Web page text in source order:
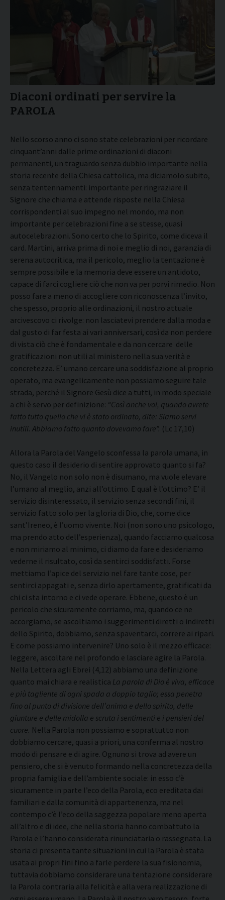
Diaconi ordinati per servire la
PAROLA
Nello scorso anno ci sono state celebrazioni per ricordare
cinquant’anni dalle prime ordinazioni di diaconi
permanenti, un traguardo senza dubbio importante nella
storia recente della Chiesa cattolica, ma diciamolo subito,
senza tentennamenti: importante per ringraziare il
Signore che chiama e attende risposte nella Chiesa
corrispondenti al suo impegno nel mondo, ma non
importante per celebrazioni fine a se stesse, quasi
autocelebrazioni. Sono certo che lo Spirito, come diceva il
card. Martini, arriva prima di noi e meglio di noi, garanzia di
serena autocritica, ma il pericolo, meglio la tentazione è
sempre possibile e la memoria deve essere un antidoto,
capace di farci cogliere ciò che non va per porvi rimedio. Non
posso fare a meno di accogliere con riconoscenza l’invito,
che spesso, proprio alle ordinazioni, il nostro attuale
arcivescovo ci rivolge: non lasciatevi prendere dalla moda e
dal gusto di far festa ai vari anniversari, così da non perdere
di vista ciò che è fondamentale e da non cercare delle
gratificazioni non utili al ministero nella sua verità e
concretezza. E’ umano cercare una soddisfazione al proprio
operato, ma evangelicamente non possiamo seguire tale
strada, perché il Signore Gesù dice a tutti, in modo speciale
a chi è servo per definizione: “Così anche voi, quando avrete
fatto tutto quello che vi è stato ordinato, dite: Siamo servi
inutili. Abbiamo fatto quanto dovevamo fare”. (Lc 17,10)
Allora la Parola del Vangelo sconfessa la parola umana, in
questo caso il desiderio di sentire approvato quanto si fa?
No, il Vangelo non solo non è disumano, ma vuole elevare
l’umano al meglio, anzi all’ottimo. E qual è l’ottimo? E’ il
servizio disinteressato, il servizio senza secondi fini, il
servizio fatto solo per la gloria di Dio, che, come dice
sant’Ireneo, è l’uomo vivente. Noi (non sono uno psicologo,
ma prendo atto dell’esperienza), quando facciamo qualcosa
e non miriamo al minimo, ci diamo da fare e desideriamo
vederne il risultato, così da sentirci soddisfatti. Forse
mettiamo l’apice del servizio nel fare tante cose, per
sentirci appagati e, senza dirlo apertamente, gratificati da
chi ci sta intorno e ci vede operare. Ebbene, questo è un
pericolo che sicuramente corriamo, ma, quando ce ne
accorgiamo, se ascoltiamo i suggerimenti diretti o indiretti
dello Spirito, dobbiamo, senza spaventarci, correre ai ripari.
E come possiamo intervenire? Uno solo è il mezzo efficace:
leggere, ascoltare nel profondo e lasciare agire la Parola.
Nella Lettera agli Ebrei (4,12) abbiamo una definizione
quanto mai chiara e realistica La parola di Dio è viva, efficace
e più tagliente di ogni spada a doppio taglio; essa penetra
fino al punto di divisione dell’anima e dello spirito, delle
giunture e delle midolla e scruta i sentimenti e i pensieri del
cuore. Nella Parola non possiamo e soprattutto non
dobbiamo cercare, quasi a priori, una conferma al nostro
modo di pensare e di agire. Ognuno si trova ad avere un
pensiero, che si è venuto formando nella concretezza della
propria famiglia e dell’ambiente sociale: in esso c’è
sicuramente in parte l’eco della Parola, eco ereditata dai
familiari e dalla comunità di appartenenza, ma nel
contempo c’è l’eco della saggezza popolare meno aperta
all’altro e di idee, che nella storia hanno combattuto la
Parola e l’hanno considerata rinunciataria o rassegnata. La
storia ci presenta tante situazioni in cui la Parola è stata
usata ai propri fini fino a farle perdere la sua fisionomia,
tuttavia dobbiamo considerare una tentazione considerare
la Parola contraria alla felicità e alla vera realizzazione di